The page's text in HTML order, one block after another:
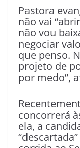
Pastora
não vai
não vou
negociar
que penso.
projeto de
por medo”,
concorrerá
ela, a